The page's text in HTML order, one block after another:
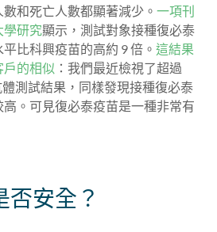
和死亡人數都顯著減少。 一項刊
學研究顯示，測試對象接種復必泰
比科興疫苗的高約 9 倍。 這結果
的相似 ：我們最近檢視了超過
測試結果，同樣發現接種復必泰
。 可見復必泰疫苗是一種非常有
否安全？